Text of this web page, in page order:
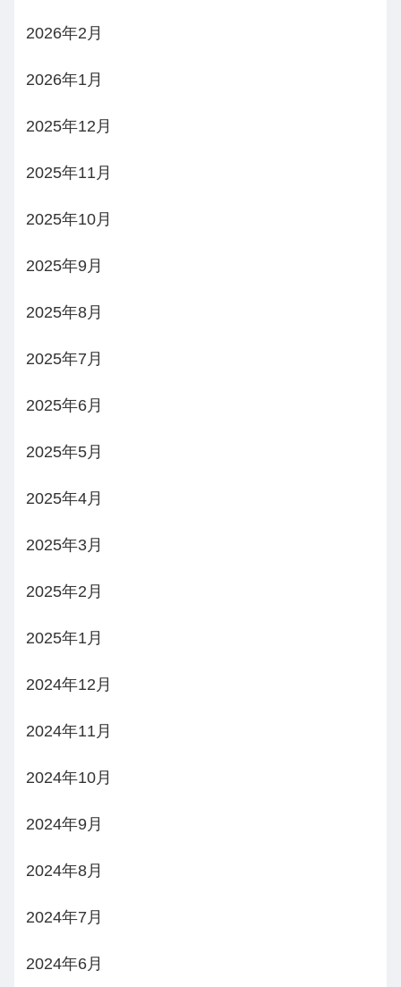
2026年2月
2026年1月
2025年12月
2025年11月
2025年10月
2025年9月
2025年8月
2025年7月
2025年6月
2025年5月
2025年4月
2025年3月
2025年2月
2025年1月
2024年12月
2024年11月
2024年10月
2024年9月
2024年8月
2024年7月
2024年6月